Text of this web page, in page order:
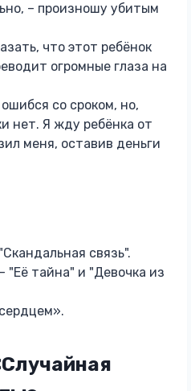
– произношу убитым
что этот ребёнок
огромные глаза на
со сроком, но,
нет. Я жду ребёнка от
меня, оставив деньги
связь".
"Её тайна" и "Девочка из